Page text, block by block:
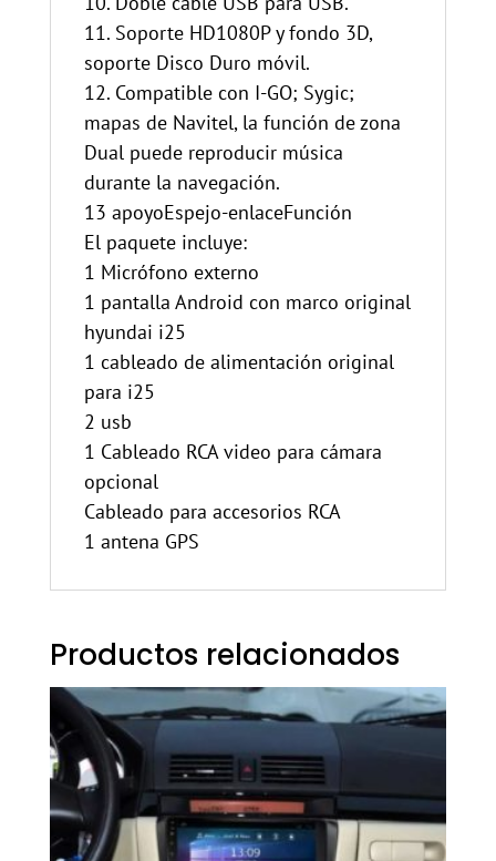
11. Soporte HD1080P y fondo 3D,
soporte Disco Duro móvil.
12. Compatible con I-GO; Sygic;
mapas de Navitel, la función de zona
Dual puede reproducir música
durante la navegación.
13 apoyoEspejo-enlaceFunción
El paquete incluye:
1 Micrófono externo
1 pantalla Android con marco original
hyundai i25
1 cableado de alimentación original
para i25
2 usb
1 Cableado RCA video para cámara
opcional
Cableado para accesorios RCA
1 antena GPS
Productos relacionados